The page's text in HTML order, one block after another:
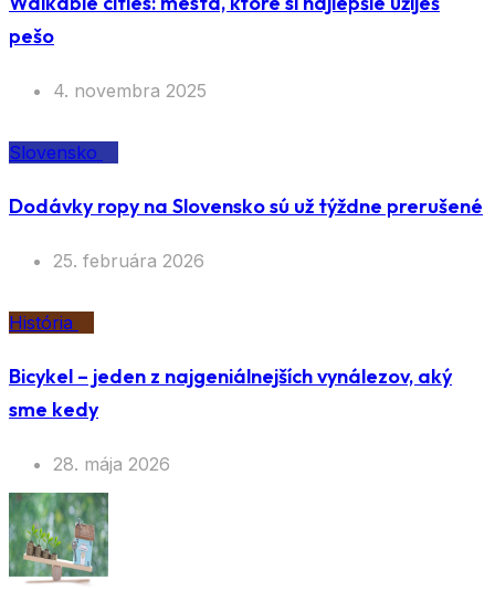
pešo
4. novembra 2025
Slovensko
Dodávky ropy na Slovensko sú už týždne prerušené
25. februára 2026
História
Bicykel – jeden z najgeniálnejších vynálezov, aký
sme kedy
28. mája 2026